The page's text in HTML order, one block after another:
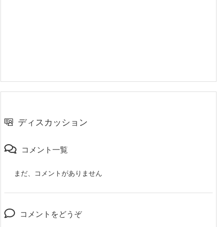
ディスカッション
コメント一覧
まだ、コメントがありません
コメントをどうぞ